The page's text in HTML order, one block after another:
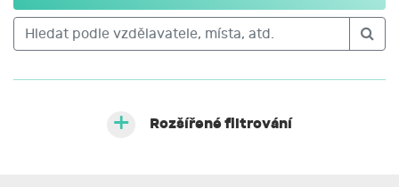
Rozšířené filtrování